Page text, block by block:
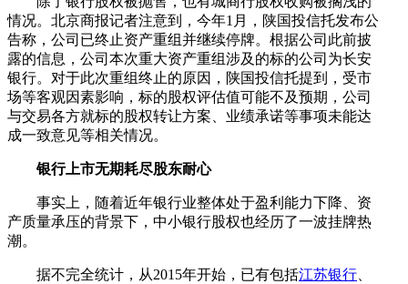
情况。北京商报记者注意到，今年1月，陕国投信托发布公
告称，公司已终止资产重组并继续停牌。根据公司此前披
露的信息，公司本次重大资产重组涉及的标的公司为长安
银行。对于此次重组终止的原因，陕国投信托提到，受市
场等客观因素影响，标的股权评估值可能不及预期，公司
与交易各方就标的股权转让方案、业绩承诺等事项未能达
成一致意见等相关情况。
银行上市无期耗尽股东耐心
事实上，随着近年银行业整体处于盈利能力下降、资
产质量承压的背景下，中小银行股权也经历了一波挂牌热
潮。
据不完全统计，从2015年开始，已有包括江苏银行